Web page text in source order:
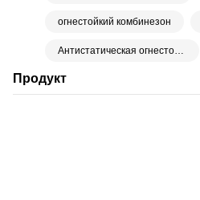
Продукт
огнестойкий комбинезон
Антистатическая огнестойкая одежда